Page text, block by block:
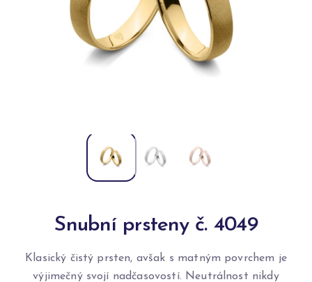
Snubní prsteny č. 4049
Klasický čistý prsten, avšak s matným povrchem je
výjimečný svojí nadčasovostí. Neutrálnost nikdy